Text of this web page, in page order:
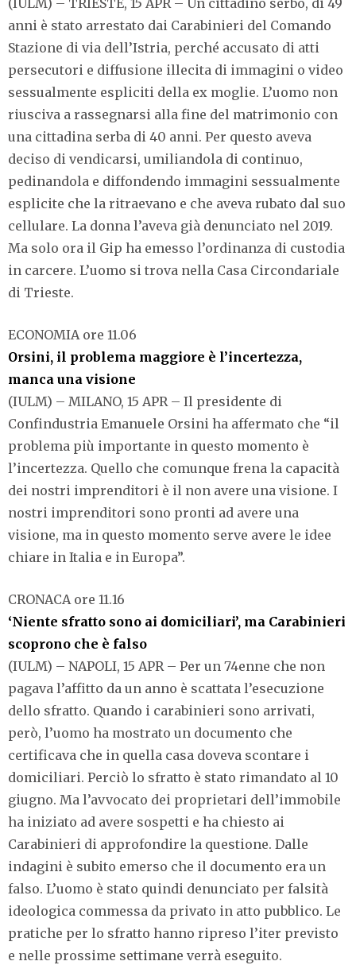
(IULM) – TRIESTE, 15 APR – Un cittadino serbo, di 49
anni è stato arrestato dai Carabinieri del Comando
Stazione di via dell’Istria, perché accusato di atti
persecutori e diffusione illecita di immagini o video
sessualmente espliciti della ex moglie. L’uomo non
riusciva a rassegnarsi alla fine del matrimonio con
una cittadina serba di 40 anni. Per questo aveva
deciso di vendicarsi, umiliandola di continuo,
pedinandola e diffondendo immagini sessualmente
esplicite che la ritraevano e che aveva rubato dal suo
cellulare. La donna l’aveva già denunciato nel 2019.
Ma solo ora il Gip ha emesso l’ordinanza di custodia
in carcere. L’uomo si trova nella Casa Circondariale
di Trieste.
ECONOMIA ore 11.06
Orsini, il problema maggiore è l’incertezza,
manca una visione
(IULM) – MILANO, 15 APR – Il presidente di
Confindustria Emanuele Orsini ha affermato che “il
problema più importante in questo momento è
l’incertezza. Quello che comunque frena la capacità
dei nostri imprenditori è il non avere una visione. I
nostri imprenditori sono pronti ad avere una
visione, ma in questo momento serve avere le idee
chiare in Italia e in Europa”.
CRONACA ore 11.16
‘Niente sfratto sono ai domiciliari’, ma Carabinieri
scoprono che è falso
(IULM) – NAPOLI, 15 APR – Per un 74enne che non
pagava l’affitto da un anno è scattata l’esecuzione
dello sfratto. Quando i carabinieri sono arrivati,
però, l’uomo ha mostrato un documento che
certificava che in quella casa doveva scontare i
domiciliari. Perciò lo sfratto è stato rimandato al 10
giugno. Ma l’avvocato dei proprietari dell’immobile
ha iniziato ad avere sospetti e ha chiesto ai
Carabinieri di approfondire la questione. Dalle
indagini è subito emerso che il documento era un
falso. L’uomo è stato quindi denunciato per falsità
ideologica commessa da privato in atto pubblico. Le
pratiche per lo sfratto hanno ripreso l’iter previsto
e nelle prossime settimane verrà eseguito.